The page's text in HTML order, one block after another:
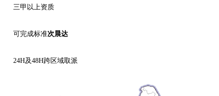
三甲以上资质
可完成标准次晨达
24H及48H跨区域取派